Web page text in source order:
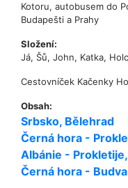
Kotoru, autobusem do
Budapešti a Prahy
Složení:
Já, Šů, John, Katka,
Cestovníček Kačenky
Obsah:
Srbsko, Bělehrad
Černá hora -
Albánie -
Černá hora -